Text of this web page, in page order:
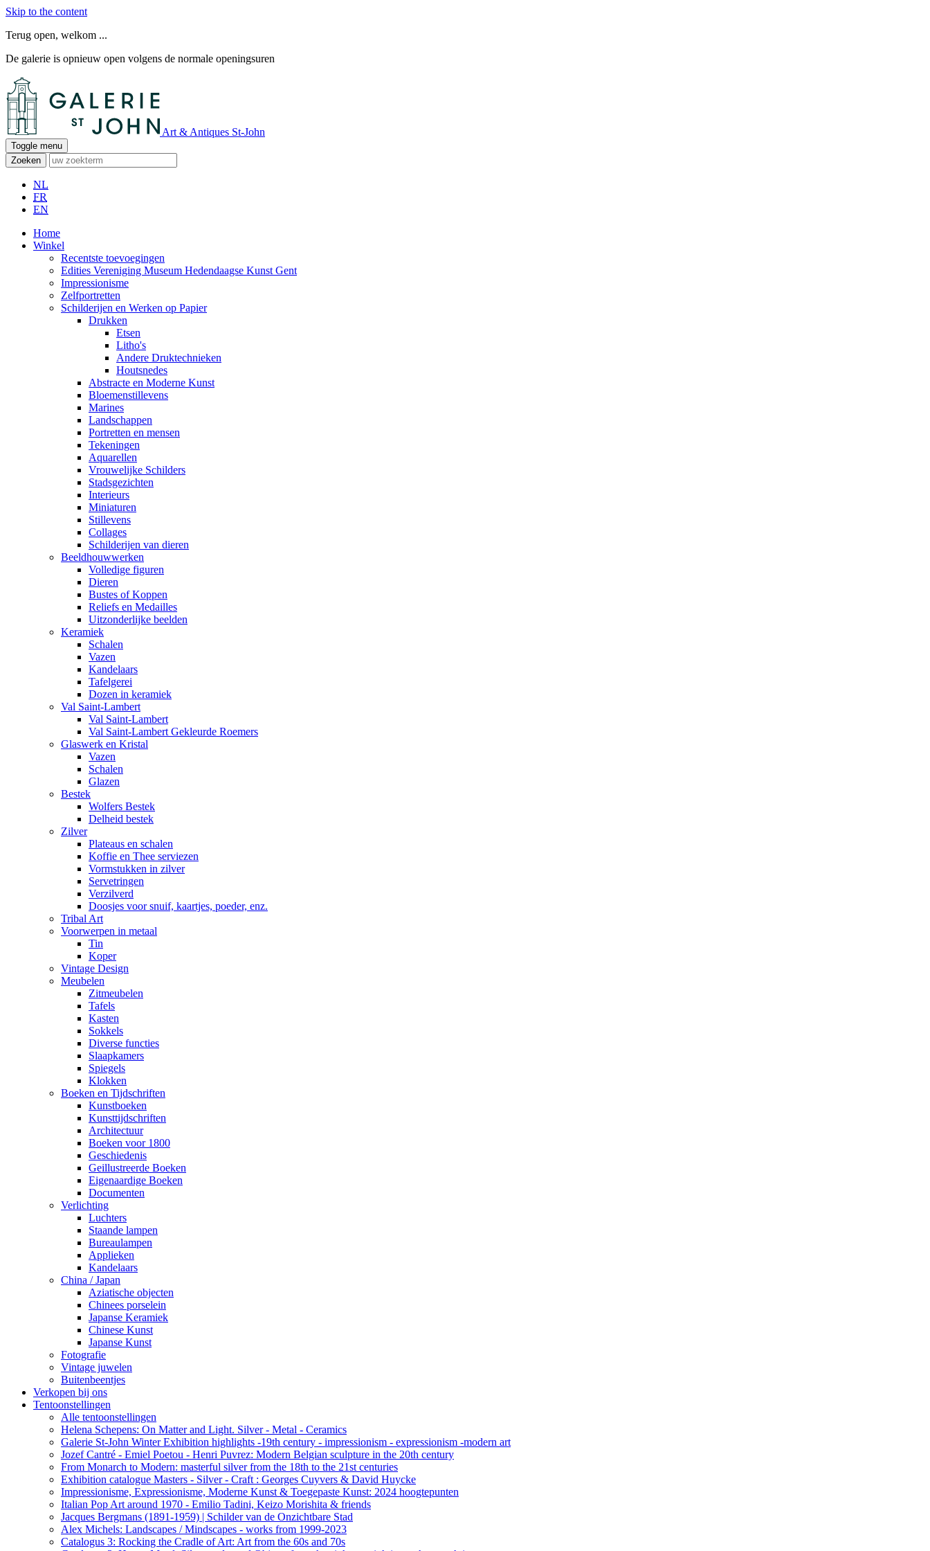
Skip to the content
Terug open, welkom ...
De galerie is opnieuw open volgens de normale openingsuren
Art & Antiques St-John
Toggle menu
Zoeken
NL
FR
EN
Home
Winkel
Recentste toevoegingen
Edities Vereniging Museum Hedendaagse Kunst Gent
Impressionisme
Zelfportretten
Schilderijen en Werken op Papier
Drukken
Etsen
Litho's
Andere Druktechnieken
Houtsnedes
Abstracte en Moderne Kunst
Bloemenstillevens
Marines
Landschappen
Portretten en mensen
Tekeningen
Aquarellen
Vrouwelijke Schilders
Stadsgezichten
Interieurs
Miniaturen
Stillevens
Collages
Schilderijen van dieren
Beeldhouwwerken
Volledige figuren
Dieren
Bustes of Koppen
Reliefs en Medailles
Uitzonderlijke beelden
Keramiek
Schalen
Vazen
Kandelaars
Tafelgerei
Dozen in keramiek
Val Saint-Lambert
Val Saint-Lambert
Val Saint-Lambert Gekleurde Roemers
Glaswerk en Kristal
Vazen
Schalen
Glazen
Bestek
Wolfers Bestek
Delheid bestek
Zilver
Plateaus en schalen
Koffie en Thee serviezen
Vormstukken in zilver
Servetringen
Verzilverd
Doosjes voor snuif, kaartjes, poeder, enz.
Tribal Art
Voorwerpen in metaal
Tin
Koper
Vintage Design
Meubelen
Zitmeubelen
Tafels
Kasten
Sokkels
Diverse functies
Slaapkamers
Spiegels
Klokken
Boeken en Tijdschriften
Kunstboeken
Kunsttijdschriften
Architectuur
Boeken voor 1800
Geschiedenis
Geillustreerde Boeken
Eigenaardige Boeken
Documenten
Verlichting
Luchters
Staande lampen
Bureaulampen
Applieken
Kandelaars
China / Japan
Aziatische objecten
Chinees porselein
Japanse Keramiek
Chinese Kunst
Japanse Kunst
Fotografie
Vintage juwelen
Buitenbeentjes
Verkopen bij ons
Tentoonstellingen
Alle tentoonstellingen
Helena Schepens: On Matter and Light. Silver - Metal - Ceramics
Galerie St-John Winter Exhibition highlights -19th century - impressionism - expressionism -modern art
Jozef Cantré - Emiel Poetou - Henri Puvrez: Modern Belgian sculpture in the 20th century
From Monarch to Modern: masterful silver from the 18th to the 21st centuries
Exhibition catalogue Masters - Silver - Craft : Georges Cuyvers & David Huycke
Impressionisme, Expressionisme, Moderne Kunst & Toegepaste Kunst: 2024 hoogtepunten
Italian Pop Art around 1970 - Emilio Tadini, Keizo Morishita & friends
Jacques Bergmans (1891-1959) | Schilder van de Onzichtbare Stad
Alex Michels: Landscapes / Mindscapes - works from 1999-2023
Catalogus 3: Rocking the Cradle of Art: Art from the 60s and 70s